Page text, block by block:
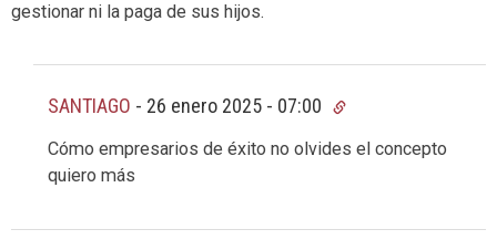
gestionar ni la paga de sus hijos.
SANTIAGO - 26 enero 2025 - 07:00
Cómo empresarios de éxito no olvides el concepto
quiero más